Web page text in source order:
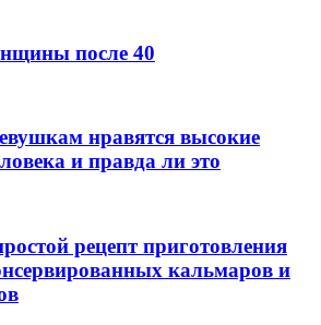
после 40
нравятся высокие
и правда ли это
рецепт приготовления
кальмаров и